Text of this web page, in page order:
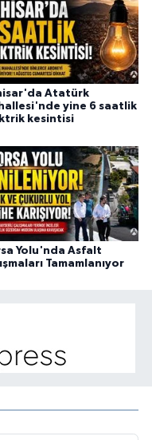
Atatürk
yine 6 saatlik
kesintisi
Yolu'nda Asfalt
Tamamlanıyor